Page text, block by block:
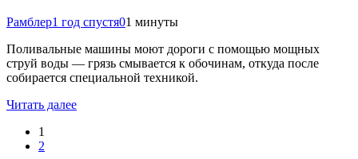
Рамблер1 год спустя01 минуты
Поливальные машины моют дороги с помощью мощных
струй воды — грязь смывается к обочинам, откуда после
собирается специальной техникой.
Читать далее
1
2